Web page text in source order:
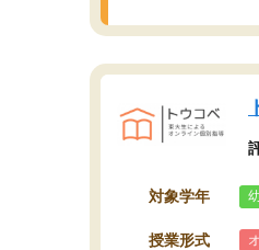
対象学年
授業形式